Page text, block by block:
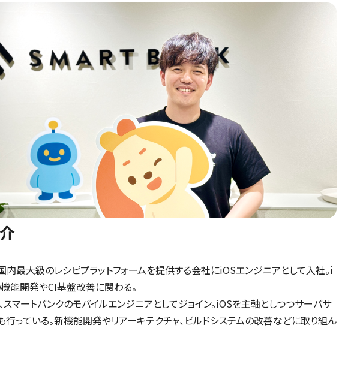
内最大級のレシピプラットフォームを提供する会社にiOSエンジニアとして入社。i
能開発やCI基盤改善に関わる。
マートバンクのモバイルエンジニアとしてジョイン。iOSを主軸としつつサーバサ
行っている。新機能開発やリアーキテクチャ、ビルドシステムの改善などに取り組ん